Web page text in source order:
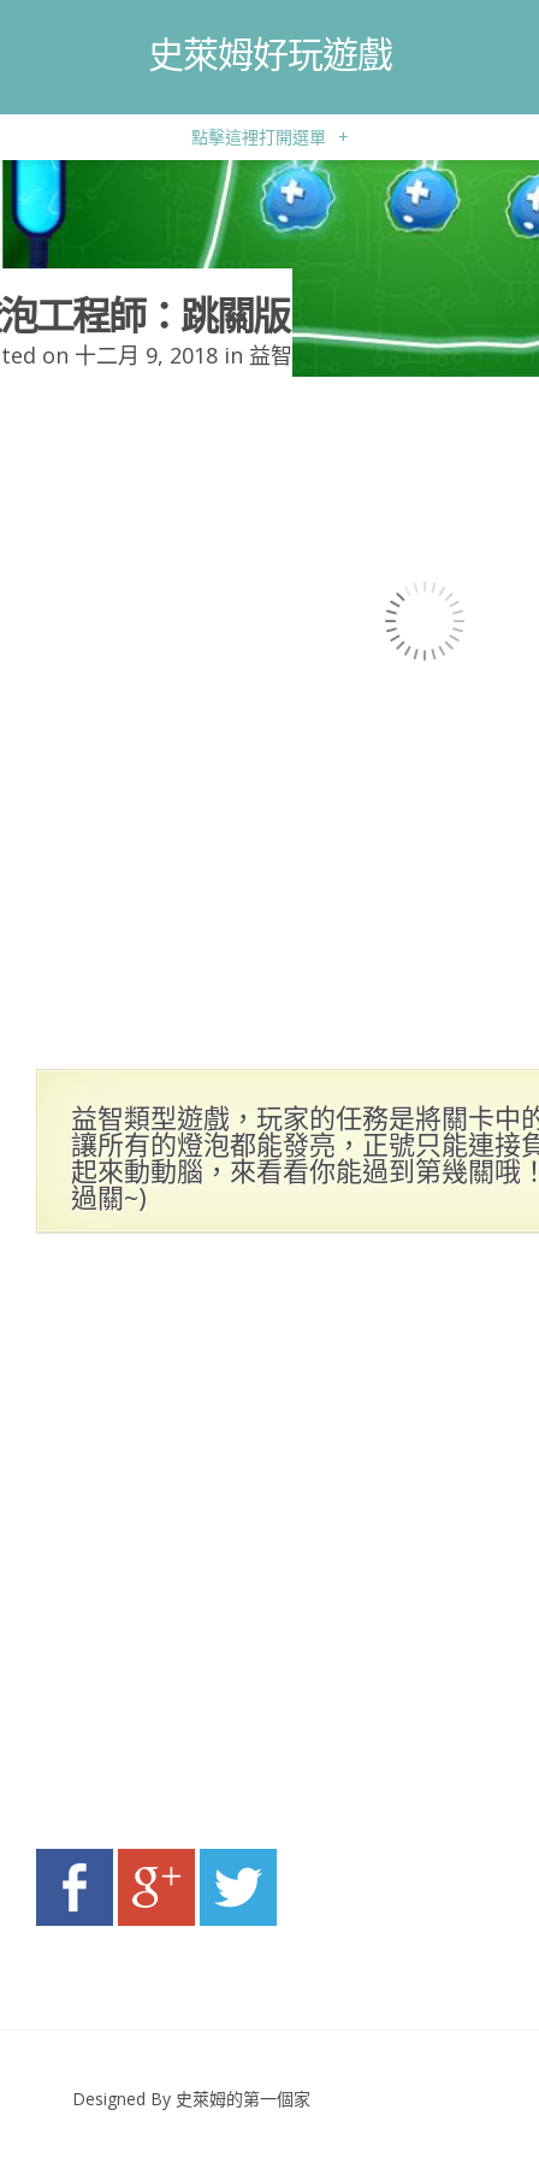
史萊姆好玩遊戲
點擊這裡打開選單 +
工程師：跳關版
on 十二月 9, 2018 in 益智
益智類型遊戲，玩家的任務是將關卡中
讓所有的燈泡都能發亮，正號只能連接
起來動動腦，來看看你能過到第幾關哦
過關~)
Designed By 史萊姆的第一個家